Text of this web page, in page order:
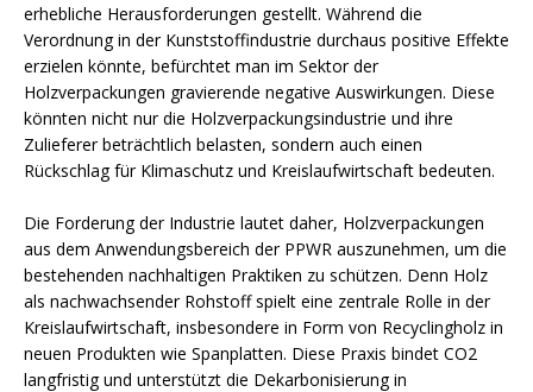
erhebliche Herausforderungen gestellt. Während die
Verordnung in der Kunststoffindustrie durchaus positive Effekte
erzielen könnte, befürchtet man im Sektor der
Holzverpackungen gravierende negative Auswirkungen. Diese
könnten nicht nur die Holzverpackungsindustrie und ihre
Zulieferer beträchtlich belasten, sondern auch einen
Rückschlag für Klimaschutz und Kreislaufwirtschaft bedeuten.
Die Forderung der Industrie lautet daher, Holzverpackungen
aus dem Anwendungsbereich der PPWR auszunehmen, um die
bestehenden nachhaltigen Praktiken zu schützen. Denn Holz
als nachwachsender Rohstoff spielt eine zentrale Rolle in der
Kreislaufwirtschaft, insbesondere in Form von Recyclingholz in
neuen Produkten wie Spanplatten. Diese Praxis bindet CO2
langfristig und unterstützt die Dekarbonisierung in